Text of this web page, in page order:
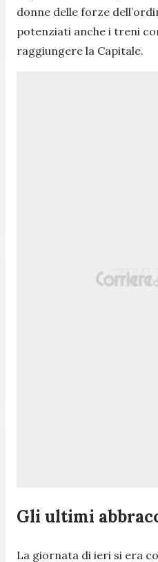
donne delle forze
potenziati anche i treni
raggiungere la Capitale.
Gli ultimi
La giornata di ieri si era